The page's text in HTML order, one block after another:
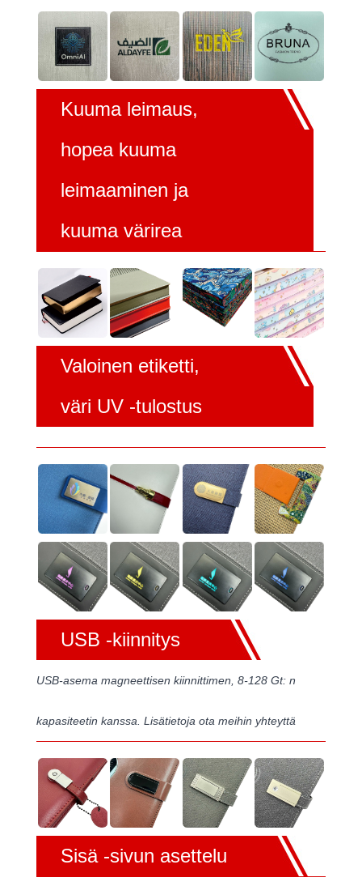
Kuuma leimaus,
hopea kuuma
leimaaminen ja
kuuma värirea
Valoinen etiketti,
väri UV -tulostus
USB -kiinnitys
USB-asema magneettisen kiinnittimen, 8-128 Gt: n
kapasiteetin kanssa. Lisätietoja ota meihin yhteyttä
Sisä -sivun asettelu